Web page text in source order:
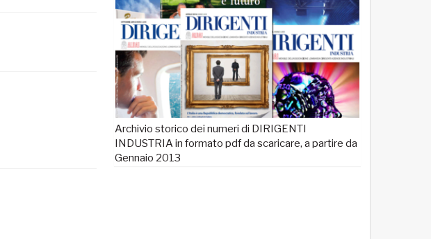
Archivio storico dei numeri di DIRIGENTI
INDUSTRIA in formato pdf da scaricare, a partire da
Gennaio 2013